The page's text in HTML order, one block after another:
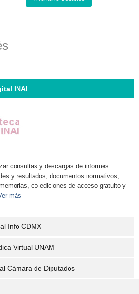
INAI
consultas y descargas de informes
y resultados, documentos normativos,
co-ediciones de acceso gratuito y
más
Info CDMX
Virtual UNAM
Cámara de Diputados